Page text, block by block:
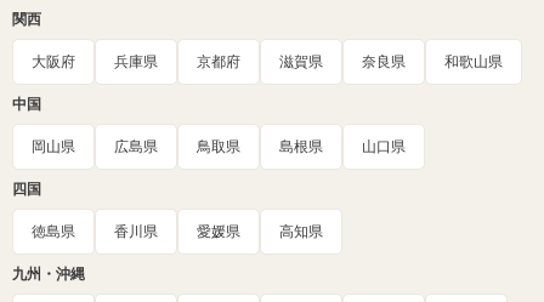
関西
大阪府 兵庫県 京都府 滋賀県 奈良県 和歌山県
中国
岡山県 広島県 鳥取県 島根県 山口県
四国
徳島県 香川県 愛媛県 高知県
九州・沖縄